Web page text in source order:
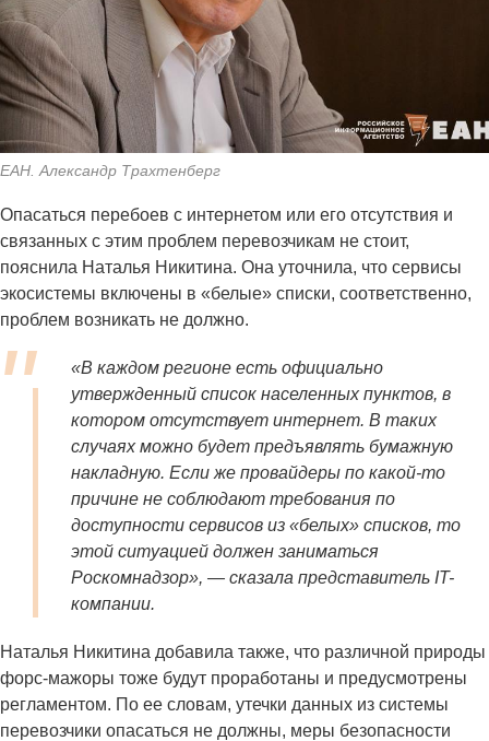
ЕАН. Александр Трахтенберг
Опасаться перебоев с интернетом или его отсутствия и
связанных с этим проблем перевозчикам не стоит,
пояснила Наталья Никитина. Она уточнила, что сервисы
экосистемы включены в «белые» списки, соответственно,
проблем возникать не должно.
«В каждом регионе есть официально
утвержденный список населенных пунктов, в
котором отсутствует интернет. В таких
случаях можно будет предъявлять бумажную
накладную. Если же провайдеры по какой-то
причине не соблюдают требования по
доступности сервисов из «белых» списков, то
этой ситуацией должен заниматься
Роскомнадзор», — сказала представитель IT-
компании.
Наталья Никитина добавила также, что различной природы
форс-мажоры тоже будут проработаны и предусмотрены
регламентом. По ее словам, утечки данных из системы
перевозчики опасаться не должны, меры безопасности